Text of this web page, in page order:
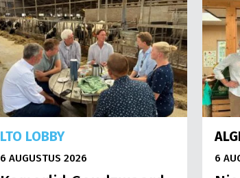
LTO LOBBY
6 AUGUSTUS 2026 6